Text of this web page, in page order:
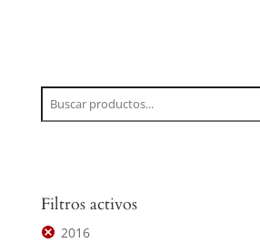
Filtros activos
2016